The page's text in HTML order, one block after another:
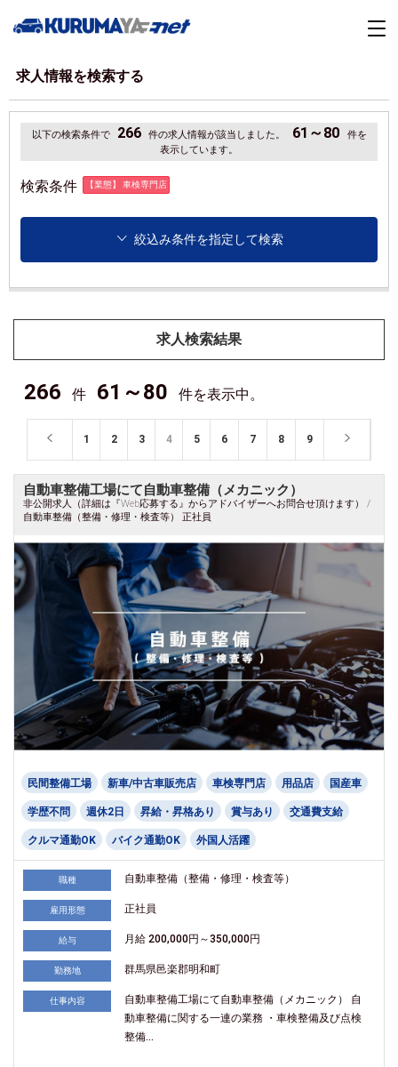
求人情報を検索する
以下の検索条件で 266 件の求人情報が該当しました。 61～80
件を
表示しています。
検索条件 【業態】 車検専門店
絞込み条件を指定して検索
求人検索結果
266 件 61～80 件を表示中。
1 2 3 4 5 6 7 8 9
自動車整備工場にて自動車整備（メカニック）
非公開求人（詳細は『Web応募する』からアドバイザーへお問合せ頂けます） /
自動車整備（整備・修理・検査等） 正社員
民間整備工場 新車/中古車販売店 車検専門店 用品店 国産車
学歴不問 週休2日 昇給・昇格あり 賞与あり 交通費支給
クルマ通勤OK バイク通勤OK 外国人活躍
職種 自動車整備（整備・修理・検査等）
雇用形態 正社員
給与 月給 200,000円～350,000円
勤務地 群馬県邑楽郡明和町
仕事内容
自動車整備工場にて自動車整備（メカニック） 自
動車整備に関する一連の業務 ・車検整備及び点検
整備...